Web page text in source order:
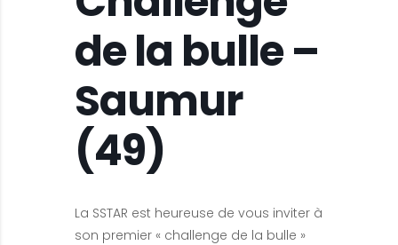
de la bulle –
Saumur
(49)
La SSTAR est heureuse de vous inviter à
son premier « challenge de la bulle »